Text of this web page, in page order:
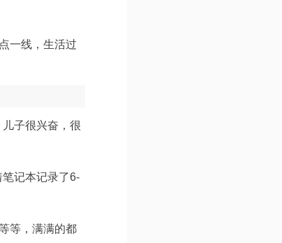
一线，生活过
子很兴奋，很
记本记录了6-
等，满满的都